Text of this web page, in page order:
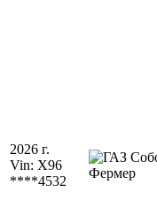
2026 г.
Vin: X96
****4532